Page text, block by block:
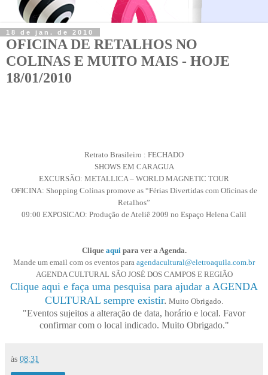
18 de jan. de 2010
OFICINA DE RETALHOS NO
COLINAS E MUITO MAIS - HOJE
18/01/2010
Retrato Brasileiro : FECHADO
SHOWS EM CARAGUA
EXCURSÃO: METALLICA – WORLD MAGNETIC TOUR
OFICINA: Shopping Colinas promove as “Férias Divertidas com Oficinas de
Retalhos”
09:00 EXPOSICAO: Produção de Ateliê 2009 no Espaço Helena Calil
Clique aqui para ver a Agenda.
Mande um email com os eventos para agendacultural@eletroaquila.com.br
AGENDA CULTURAL SÃO JOSÉ DOS CAMPOS E REGIÃO
Clique aqui e faça uma pesquisa para ajudar a AGENDA
CULTURAL sempre existir. Muito Obrigado.
"Eventos sujeitos a alteração de data, horário e local. Favor
confirmar com o local indicado. Muito Obrigado."
às 08:31